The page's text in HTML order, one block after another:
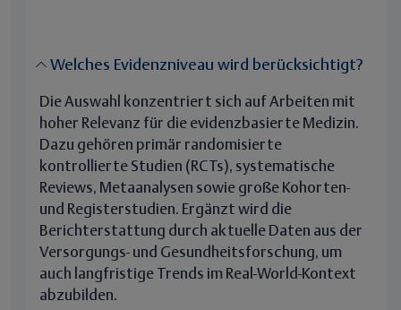
Welches Evidenzniveau wird berücksichtigt?
Die Auswahl konzentriert sich auf Arbeiten mit
hoher Relevanz für die evidenzbasierte Medizin.
Dazu gehören primär randomisierte
kontrollierte Studien (RCTs), systematische
Reviews, Metaanalysen sowie große Kohorten-
und Registerstudien. Ergänzt wird die
Berichterstattung durch aktuelle Daten aus der
Versorgungs- und Gesundheitsforschung, um
auch langfristige Trends im Real-World-Kontext
abzubilden.